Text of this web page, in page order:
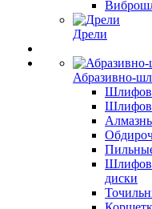
Дрели
Абразивно-
диски